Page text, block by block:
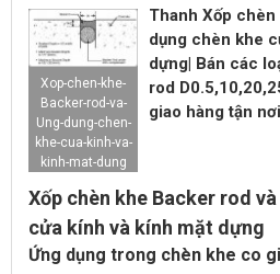
Xop-chen-khe-
Backer-rod-va-
Ung-dung-chen-
khe-cua-kinh-va-
kinh-mat-dung
Thanh Xốp
dụng chèn khe
dựng| Bán các
rod
giao hàng tận nơi
Xốp chèn khe Backer rod
cửa kính và kính mặt dựng
Ứng dụng trong chèn khe co